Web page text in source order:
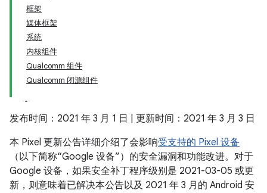
框架
媒体框架
系统
内核组件
Qualcomm 组件
Qualcomm 闭源组件
发布时间：2021 年 3 月 1 日 | 更新时间：2021 年 3 月 3 日
本 Pixel 更新公告详细介绍了会影响受支持的 Pixel 设备
（以下简称“Google 设备”）的安全漏洞和功能改进。对于
Google 设备，如果安全补丁程序级别是 2021-03-05 或更
新，则意味着已解决本公告以及 2021 年 3 月的 Android 安